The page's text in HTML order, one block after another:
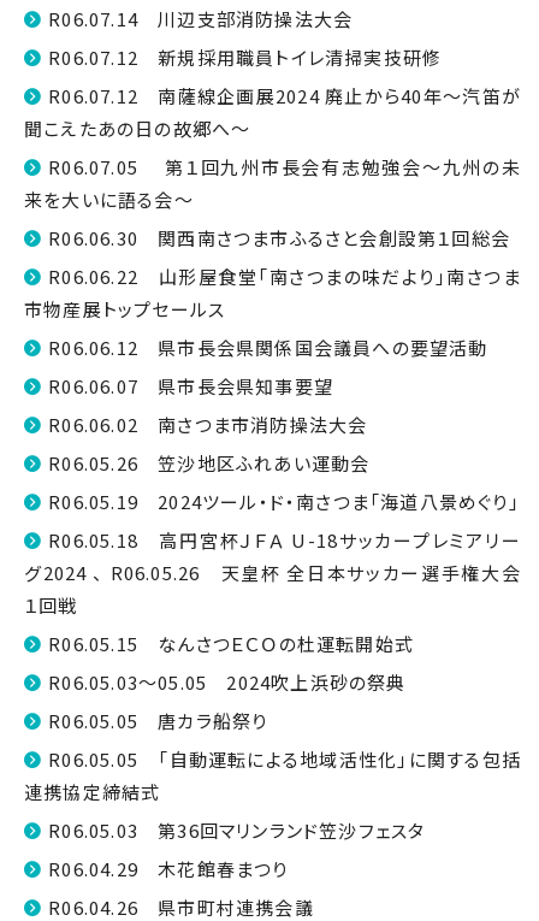
R06.07.14 川辺支部消防操法大会
R06.07.12 新規採用職員トイレ清掃実技研修
R06.07.12 南薩線企画展2024 廃止から40年～汽笛が
聞こえたあの日の故郷へ～
R06.07.05 第１回九州市長会有志勉強会～九州の未
来を大いに語る会～
R06.06.30 関西南さつま市ふるさと会創設第１回総会
R06.06.22 山形屋食堂「南さつまの味だより」南さつま
市物産展トップセールス
R06.06.12 県市長会県関係国会議員への要望活動
R06.06.07 県市長会県知事要望
R06.06.02 南さつま市消防操法大会
R06.05.26 笠沙地区ふれあい運動会
R06.05.19 2024ツール・ド・南さつま「海道八景めぐり」
R06.05.18 高円宮杯ＪＦＡ U-18サッカープレミアリー
グ2024 、 R06.05.26 天皇杯 全日本サッカー選手権大会
１回戦
R06.05.15 なんさつＥＣＯの杜運転開始式
R06.05.03～05.05 2024吹上浜砂の祭典
R06.05.05 唐カラ船祭り
R06.05.05 「自動運転による地域活性化」に関する包括
連携協定締結式
R06.05.03 第36回マリンランド笠沙フェスタ
R06.04.29 木花館春まつり
R06.04.26 県市町村連携会議